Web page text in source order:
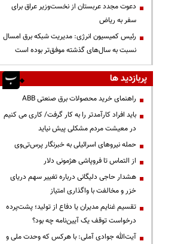
دعوت مجدد عربستان از نخست‌وزیر عراق برای
سفر به ریاض
رئیس کمیسیون انرژی: مدیریت شبکه برق امسال
نسبت به سال‌های گذشته موفق‌تر بوده است
پربازدید ها
راهنمای خرید محصولات برق صنعتی ABB
باید افراد کارآمدتر را به کار گرفت/ کاری می کنیم
در معیشت مردم مشکلی پیش نیاید
حمله نیروهای اسرائیلی به خبرنگار پرس‌تی‌وی
از التماس تا فروپاشی هژمونی دلار
هشدار حاجی دلیگانی درباره تغییر سهم دریای
خزر و مخالفت با واگذاری امتیاز
تقسیم غنایم مدیران یا دفاع از تولید؛ پشت‌پرده
درخواست توقف یک آیین‌نامه چه بود؟
آیت‌الله جوادی آملی: با هرکس که وحدت ملی و